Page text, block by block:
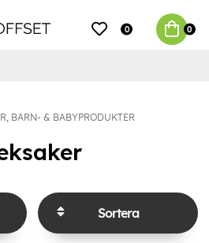
0 0
BARN- & BABYPRODUKTER
Sortera